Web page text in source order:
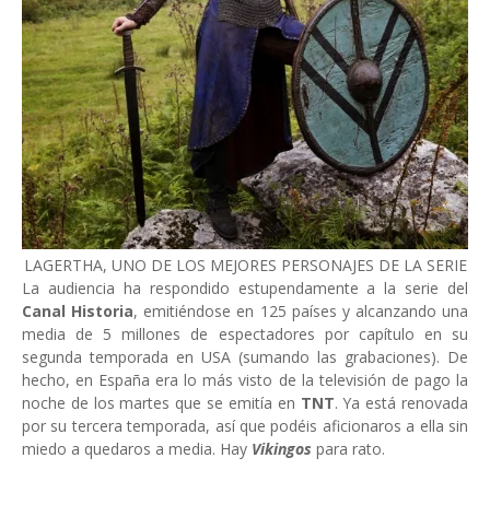
LAGERTHA, UNO DE LOS MEJORES PERSONAJES DE LA SERIE
La audiencia ha respondido estupendamente a la serie del
Canal Historia, emitiéndose en 125 países y alcanzando una
media de 5 millones de espectadores por capítulo en su
segunda temporada en USA (sumando las grabaciones). De
hecho, en España era lo más visto de la televisión de pago la
noche de los martes que se emitía en TNT. Ya está renovada
por su tercera temporada, así que podéis aficionaros a ella sin
miedo a quedaros a media. Hay Vikingos para rato.